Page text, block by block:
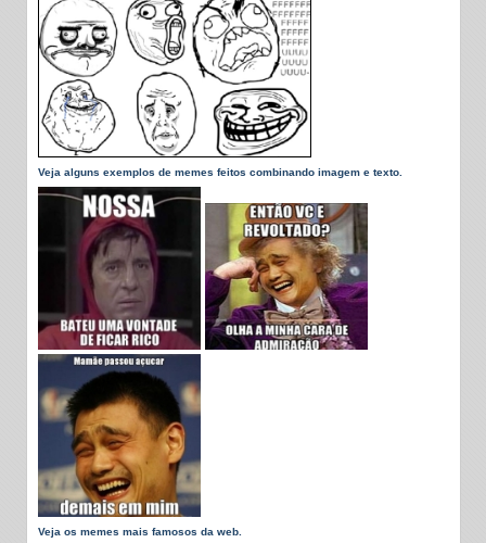
Veja alguns exemplos de memes feitos combinando imagem e texto.
Veja os memes mais famosos da web.